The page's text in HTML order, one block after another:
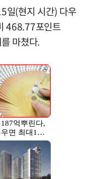
일(현지 시간) 다우
468.77포인트
마쳤다.